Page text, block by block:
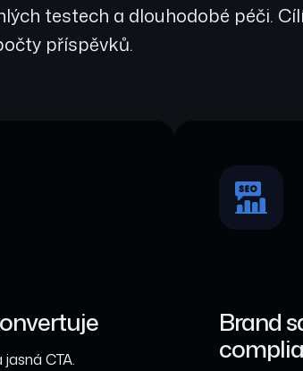
testech a dlouhodobé péči.
příspěvků.
CTA.
Brand